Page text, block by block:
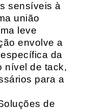
sensíveis à
união
leve
envolve a
da
nível de tack,
para a
de